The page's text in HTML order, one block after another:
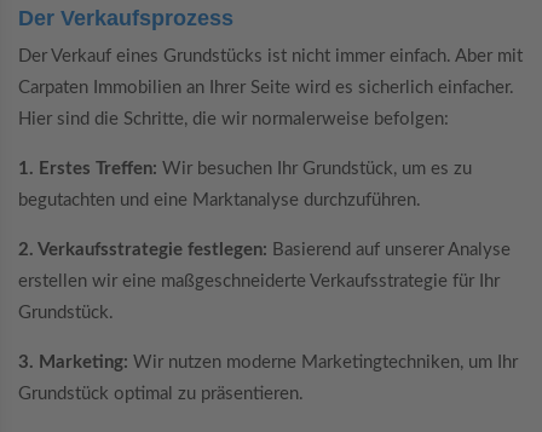
Der Verkaufsprozess
Der Verkauf eines Grundstücks ist nicht immer einfach. Aber mit
Carpaten Immobilien an Ihrer Seite wird es sicherlich einfacher.
Hier sind die Schritte, die wir normalerweise befolgen:
1. Erstes Treffen: Wir besuchen Ihr Grundstück, um es zu
begutachten und eine Marktanalyse durchzuführen.
2. Verkaufsstrategie festlegen: Basierend auf unserer Analyse
erstellen wir eine maßgeschneiderte Verkaufsstrategie für Ihr
Grundstück.
3. Marketing: Wir nutzen moderne Marketingtechniken, um Ihr
Grundstück optimal zu präsentieren.